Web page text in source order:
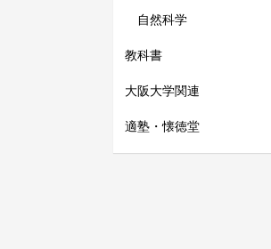
自然科学
教科書
大阪大学関連
適塾・懐徳堂